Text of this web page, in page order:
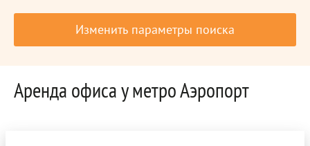
Изменить параметры поиска
Аренда офиса у метро Аэропорт